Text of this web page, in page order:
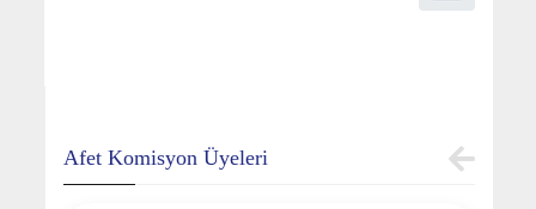
Afet Komisyon Üyeleri